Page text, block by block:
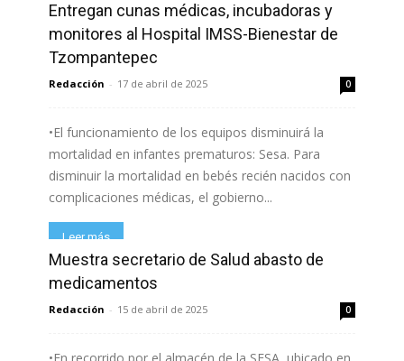
Leer más
Entregan cunas médicas, incubadoras y
monitores al Hospital IMSS-Bienestar de
Tzompantepec
Redacción - 17 de abril de 2025 0
•El funcionamiento de los equipos disminuirá la
mortalidad en infantes prematuros: Sesa. Para
disminuir la mortalidad en bebés recién nacidos con
complicaciones médicas, el gobierno...
Leer más
Muestra secretario de Salud abasto de
medicamentos
Redacción - 15 de abril de 2025 0